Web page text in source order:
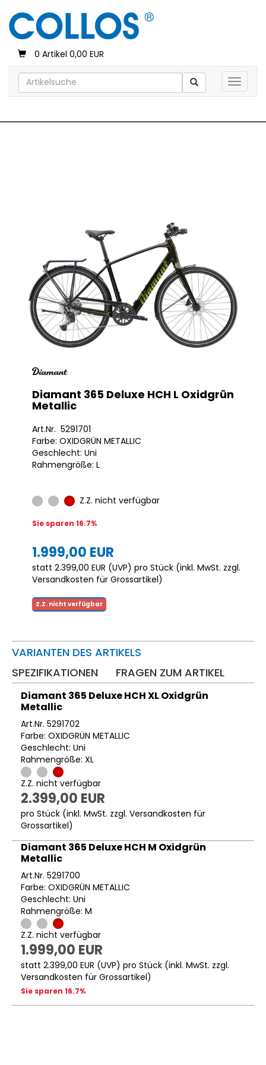
0 Artikel 0,00 EUR
Toggle
Diamant 365 Deluxe HCH L Oxidgrün
Metallic
Art.Nr. 5291701
Farbe: OXIDGRÜN METALLIC
Geschlecht: Uni
Rahmengröße: L
Z.Z. nicht verfügbar
Sie sparen 16.7%
1.999,00 EUR
statt 2.399,00 EUR (UVP) pro Stück (inkl. MwSt. zzgl.
Versandkosten für Grossartikel)
Z.Z. nicht verfügbar
VARIANTEN DES ARTIKELS
SPEZIFIKATIONEN
FRAGEN ZUM ARTIKEL
Diamant 365 Deluxe HCH XL Oxidgrün
Metallic
Art.Nr. 5291702
Farbe: OXIDGRÜN METALLIC
Geschlecht: Uni
Rahmengröße: XL
Z.Z. nicht verfügbar
2.399,00 EUR
pro Stück (inkl. MwSt. zzgl. Versandkosten für
Grossartikel)
Diamant 365 Deluxe HCH M Oxidgrün
Metallic
Art.Nr. 5291700
Farbe: OXIDGRÜN METALLIC
Geschlecht: Uni
Rahmengröße: M
Z.Z. nicht verfügbar
1.999,00 EUR
statt 2.399,00 EUR (UVP) pro Stück (inkl. MwSt. zzgl.
Versandkosten für Grossartikel)
Sie sparen 16.7%